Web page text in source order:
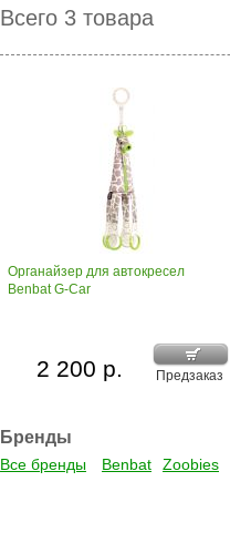
Всего 3 товара
Органайзер для автокресел
Benbat G-Car
Предзаказ
2 200 р.
Бренды
Все бренды Benbat Zoobies